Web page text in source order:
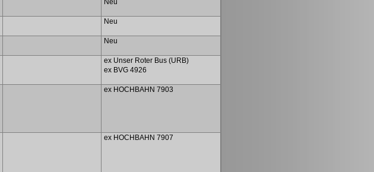
Neu
Neu
Neu
ex Unser Roter Bus (URB)
ex BVG 4926
ex HOCHBAHN 7903
ex HOCHBAHN 7907